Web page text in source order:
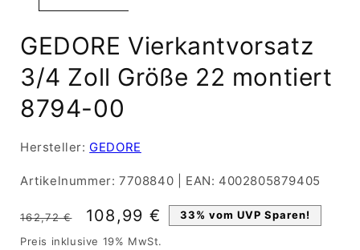
GEDORE Vierkantvorsatz
3/4 Zoll Größe 22 montiert
8794-00
Hersteller: GEDORE
Artikelnummer: 7708840 EAN: 4002805879405
Normaler
Preis
162,72 € Verkaufspreis
108,99 € 33% vom UVP Sparen!
Preis inklusive 19% MwSt.